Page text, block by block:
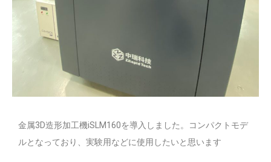
金属3D造形加工機iSLM160を導入しました。コンパクトモデ
ルとなっており、実験用などに使用したいと思います